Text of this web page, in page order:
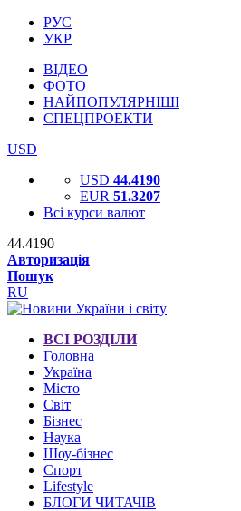
РУС
УКР
ВІДЕО
ФОТО
НАЙПОПУЛЯРНІШІ
СПЕЦПРОЕКТИ
USD
USD 44.4190
EUR 51.3207
Всі курси валют
44.4190
Авторизація
Пошук
RU
ВСІ РОЗДІЛИ
Головна
Україна
Місто
Світ
Бізнес
Наука
Шоу-бізнес
Спорт
Lifestyle
БЛОГИ ЧИТАЧІВ